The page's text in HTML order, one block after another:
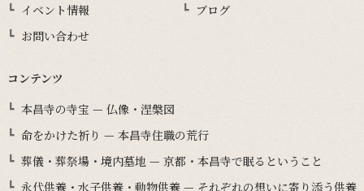
イベント情報
ブログ
お問い合わせ
コンテンツ
本昌寺の寺宝 — 仏像・涅槃図
命をかけた祈り — 本昌寺住職の荒行
葬儀・葬祭場・境内墓地 — 京都・本昌寺で眠るということ
永代供養・水子供養・動物供養 — それぞれの想いに寄り添う供養